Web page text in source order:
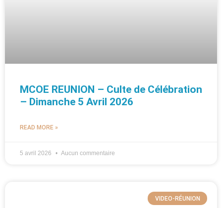
MCOE REUNION – Culte de Célébration
– Dimanche 5 Avril 2026
READ MORE »
5 avril 2026 Aucun commentaire
VIDEO-RÉUNION